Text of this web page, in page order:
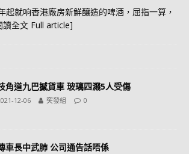
起就响香港廠房新鮮釀造的啤酒，屈指一算，
讀全文 Full article]
角道九巴撼貨車 玻璃四濺5人受傷
12-06 突發組 0
車長中武肺 公司通告話唔係